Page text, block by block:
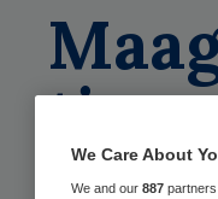
We Care About
We and our 887